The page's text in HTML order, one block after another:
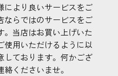
により良いサービスをご
ならではのサービスをご
。当店はお買い上げいた
使用いただけるように以
しております。何かござ
くださいませ。